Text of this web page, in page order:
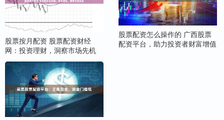
股票按月配资 股票配资财经
网：投资理财，洞察市场先机
股票配资怎么操作的 广西股票
配资平台，助力投资者财富增值